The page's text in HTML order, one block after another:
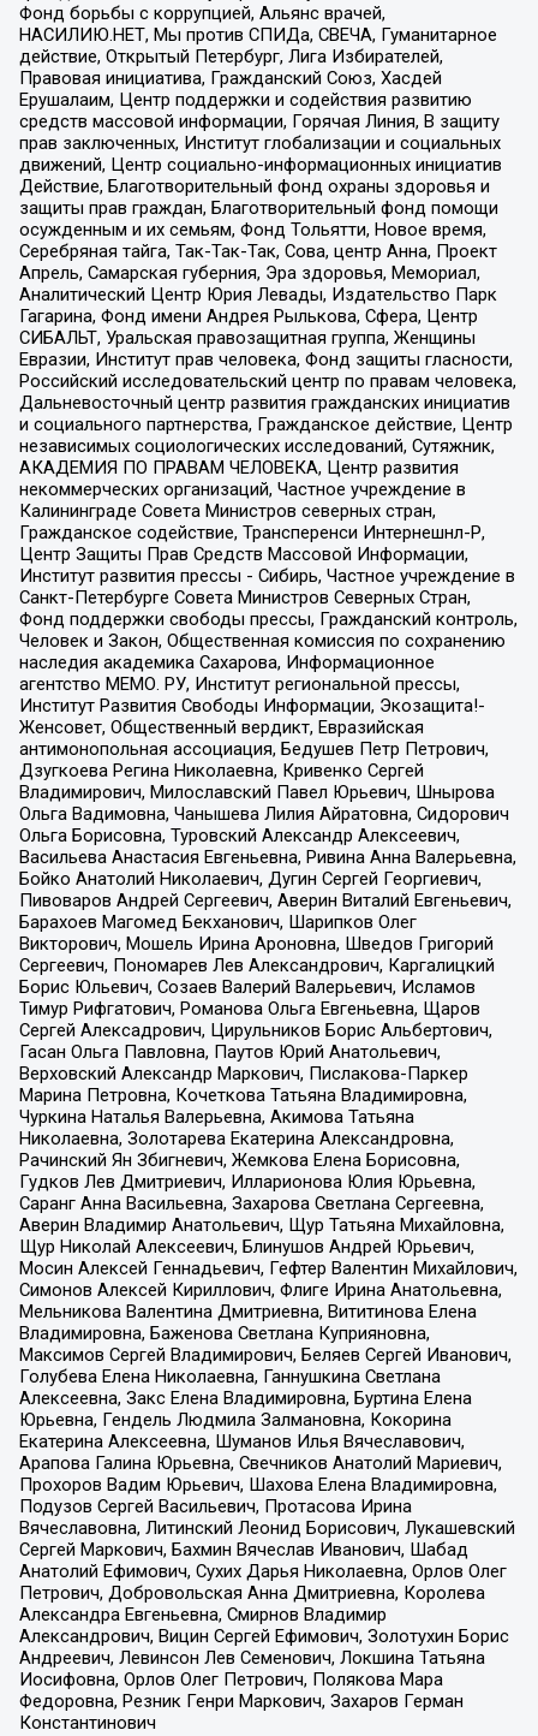
Фонд борьбы с коррупцией, Альянс врачей,
НАСИЛИЮ.НЕТ, Мы против СПИДа, СВЕЧА, Гуманитарное
действие, Открытый Петербург, Лига Избирателей,
Правовая инициатива, Гражданский Союз, Хасдей
Ерушалаим, Центр поддержки и содействия развитию
средств массовой информации, Горячая Линия, В защиту
прав заключенных, Институт глобализации и социальных
движений, Центр социально-информационных инициатив
Действие, Благотворительный фонд охраны здоровья и
защиты прав граждан, Благотворительный фонд помощи
осужденным и их семьям, Фонд Тольятти, Новое время,
Серебряная тайга, Так-Так-Так, Сова, центр Анна, Проект
Апрель, Самарская губерния, Эра здоровья, Мемориал,
Аналитический Центр Юрия Левады, Издательство Парк
Гагарина, Фонд имени Андрея Рылькова, Сфера, Центр
СИБАЛЬТ, Уральская правозащитная группа, Женщины
Евразии, Институт прав человека, Фонд защиты гласности,
Российский исследовательский центр по правам человека,
Дальневосточный центр развития гражданских инициатив
и социального партнерства, Гражданское действие, Центр
независимых социологических исследований, Сутяжник,
АКАДЕМИЯ ПО ПРАВАМ ЧЕЛОВЕКА, Центр развития
некоммерческих организаций, Частное учреждение в
Калининграде Совета Министров северных стран,
Гражданское содействие, Трансперенси Интернешнл-Р,
Центр Защиты Прав Средств Массовой Информации,
Институт развития прессы - Сибирь, Частное учреждение в
Санкт-Петербурге Совета Министров Северных Стран,
Фонд поддержки свободы прессы, Гражданский контроль,
Человек и Закон, Общественная комиссия по сохранению
наследия академика Сахарова, Информационное
агентство МЕМО. РУ, Институт региональной прессы,
Институт Развития Свободы Информации, Экозащита!-
Женсовет, Общественный вердикт, Евразийская
антимонопольная ассоциация, Бедушев Петр Петрович,
Дзугкоева Регина Николаевна, Кривенко Сергей
Владимирович, Милославский Павел Юрьевич, Шнырова
Ольга Вадимовна, Чанышева Лилия Айратовна, Сидорович
Ольга Борисовна, Туровский Александр Алексеевич,
Васильева Анастасия Евгеньевна, Ривина Анна Валерьевна,
Бойко Анатолий Николаевич, Дугин Сергей Георгиевич,
Пивоваров Андрей Сергеевич, Аверин Виталий Евгеньевич,
Барахоев Магомед Бекханович, Шарипков Олег
Викторович, Мошель Ирина Ароновна, Шведов Григорий
Сергеевич, Пономарев Лев Александрович, Каргалицкий
Борис Юльевич, Созаев Валерий Валерьевич, Исламов
Тимур Рифгатович, Романова Ольга Евгеньевна, Щаров
Сергей Алексадрович, Цирульников Борис Альбертович,
Гасан Ольга Павловна, Паутов Юрий Анатольевич,
Верховский Александр Маркович, Пислакова-Паркер
Марина Петровна, Кочеткова Татьяна Владимировна,
Чуркина Наталья Валерьевна, Акимова Татьяна
Николаевна, Золотарева Екатерина Александровна,
Рачинский Ян Збигневич, Жемкова Елена Борисовна,
Гудков Лев Дмитриевич, Илларионова Юлия Юрьевна,
Саранг Анна Васильевна, Захарова Светлана Сергеевна,
Аверин Владимир Анатольевич, Щур Татьяна Михайловна,
Щур Николай Алексеевич, Блинушов Андрей Юрьевич,
Мосин Алексей Геннадьевич, Гефтер Валентин Михайлович,
Симонов Алексей Кириллович, Флиге Ирина Анатольевна,
Мельникова Валентина Дмитриевна, Вититинова Елена
Владимировна, Баженова Светлана Куприяновна,
Максимов Сергей Владимирович, Беляев Сергей Иванович,
Голубева Елена Николаевна, Ганнушкина Светлана
Алексеевна, Закс Елена Владимировна, Буртина Елена
Юрьевна, Гендель Людмила Залмановна, Кокорина
Екатерина Алексеевна, Шуманов Илья Вячеславович,
Арапова Галина Юрьевна, Свечников Анатолий Мариевич,
Прохоров Вадим Юрьевич, Шахова Елена Владимировна,
Подузов Сергей Васильевич, Протасова Ирина
Вячеславовна, Литинский Леонид Борисович, Лукашевский
Сергей Маркович, Бахмин Вячеслав Иванович, Шабад
Анатолий Ефимович, Сухих Дарья Николаевна, Орлов Олег
Петрович, Добровольская Анна Дмитриевна, Королева
Александра Евгеньевна, Смирнов Владимир
Александрович, Вицин Сергей Ефимович, Золотухин Борис
Андреевич, Левинсон Лев Семенович, Локшина Татьяна
Иосифовна, Орлов Олег Петрович, Полякова Мара
Федоровна, Резник Генри Маркович, Захаров Герман
Константинович